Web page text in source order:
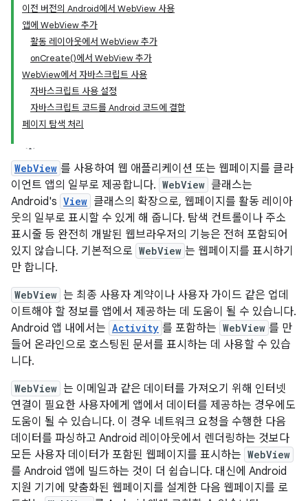
이전 버전의 Android에서 WebView 사용
앱에 WebView 추가
활동 레이아웃에서 WebView 추가
onCreate()에서 WebView 추가
WebView에서 자바스크립트 사용
자바스크립트 사용 설정
자바스크립트 코드를 Android 코드에 결합
페이지 탐색 처리
WebView 를 사용하여 웹 애플리케이션 또는 웹페이지를 클라
이언트 앱의 일부로 제공합니다. WebView 클래스는
Android's View 클래스의 확장으로, 웹페이지를 활동 레이아
웃의 일부로 표시할 수 있게 해 줍니다. 탐색 컨트롤이나 주소
표시줄 등 완전히 개발된 웹브라우저의 기능은 전혀 포함되어
있지 않습니다. 기본적으로 WebView 는 웹페이지를 표시하기
만 합니다.
WebView 는 최종 사용자 계약이나 사용자 가이드 같은 업데
이트해야 할 정보를 앱에서 제공하는 데 도움이 될 수 있습니다.
Android 앱 내에서는 Activity 를 포함하는 WebView 를 만
들어 온라인으로 호스팅된 문서를 표시하는 데 사용할 수 있습
니다.
WebView 는 이메일과 같은 데이터를 가져오기 위해 인터넷
연결이 필요한 사용자에게 앱에서 데이터를 제공하는 경우에도
도움이 될 수 있습니다. 이 경우 네트워크 요청을 수행한 다음
데이터를 파싱하고 Android 레이아웃에서 렌더링하는 것보다
모든 사용자 데이터가 포함된 웹페이지를 표시하는 WebView
를 Android 앱에 빌드하는 것이 더 쉽습니다. 대신에 Android
지원 기기에 맞춤화된 웹페이지를 설계한 다음 웹페이지를 로